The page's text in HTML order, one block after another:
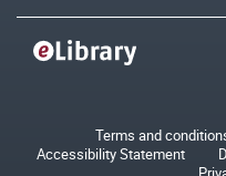
Terms and
Accessibility Statement